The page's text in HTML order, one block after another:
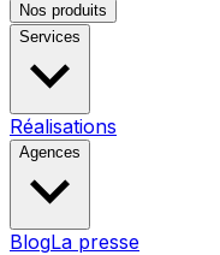
Nos produits
Services
Réalisations
Agences
BlogLa presse